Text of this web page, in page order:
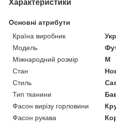
Характеристики
Основні атрибути
Країна виробник
Модель
Міжнародний розмір
M
Стан
Стиль
Тип тканини
Фасон вирізу горловини
Фасон рукава